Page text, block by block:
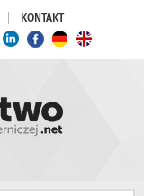
KONTAKT